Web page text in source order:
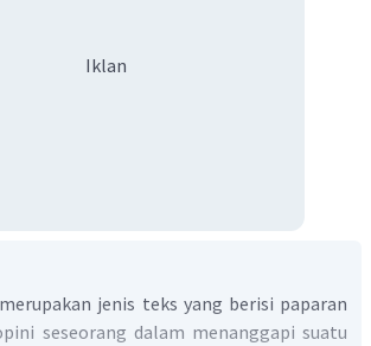
Iklan
merupakan jenis teks yang berisi paparan
seseorang dalam menanggapi suatu